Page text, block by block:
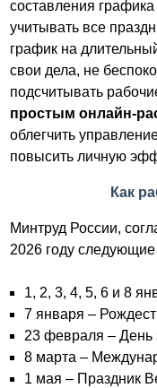
составления
учитывать все
график на
свои дела, не
подсчитывать
простым онлайн-
облегчить
повысить личную
Как
Минтруд России,
2026 году
1, 2, 3, 4, 5, 6 и 8
7 января –
23 февраля – День
8 марта –
1 мая – Праздник